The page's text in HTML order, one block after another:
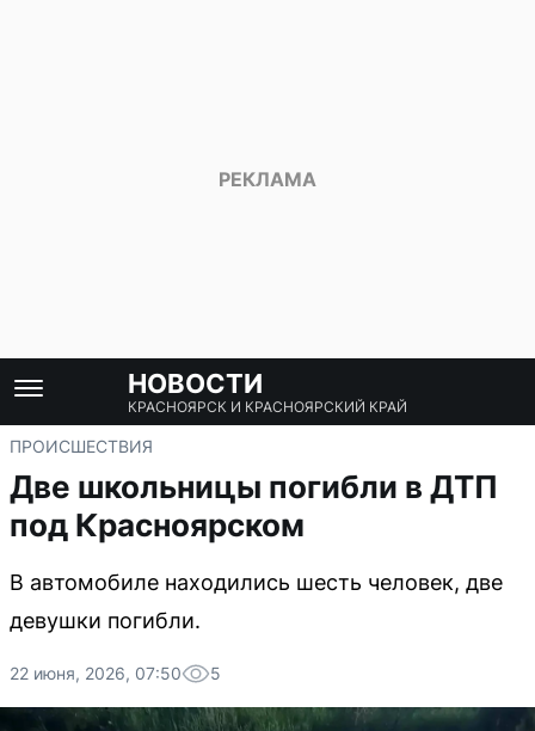
НОВОСТИ
КРАСНОЯРСК И КРАСНОЯРСКИЙ КРАЙ
ПРОИСШЕСТВИЯ
Две школьницы погибли в ДТП
под Красноярском
В автомобиле находились шесть человек, две
девушки погибли.
22 июня, 2026, 07:50 5